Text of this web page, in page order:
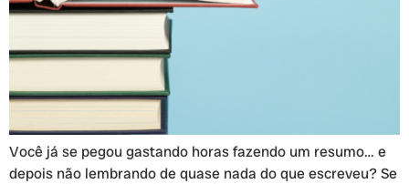
Você já se pegou gastando horas fazendo um resumo… e
depois não lembrando de quase nada do que escreveu? Se